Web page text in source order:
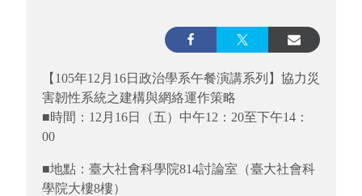
【105年12月16日政治學系午餐演講系列】協力災
害韌性系統之建構與網絡運作策略
■時間：12月16日（五）中午12：20至下午14：
00
■地點：臺大社會科學院814討論室（臺大社會科
學院大樓8樓）